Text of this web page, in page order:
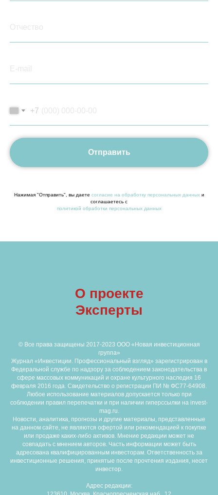
+7
Отправить
Нажимая "Отправить", вы даете согласие на обработку персональных данныхи
соглашаетесь c
политикой обработки персональных данных
О проекте
Эксперты
© Все права защищены 2017-2023 ООО «Новая инвестиционная
группа»
Журнал «Инвестиции. Профессиональный взгляд» зарегистрирован в
Федеральной службе по надзору за соблюдением законодательства в
сфере массовых коммуникаций и охране культурного наследия 16
февраля 2016 года. Свидетельство о регистрации ПИ № ФС77-64908.
Любое использование материалов допускается только при
соблюдении правил перепечатки и при наличии гиперссылки на invest-
mag.ru.
Новости, аналитика, прогнозы и другие материалы, представленные
на данном сайте, не являются офертой или рекомендацией к покупке
или продаже каких-либо активов. Мнение редакции может не
совпадать с мнением авторов. Часть информации может быть
адресована квалифицированным инвесторам. Ответственность за
инвестиционные решения, принятые после прочтения издания, несет
инвестор.
Адрес редакции: